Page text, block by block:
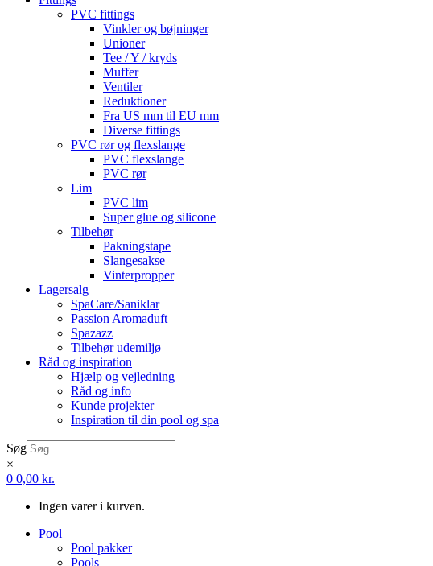
PVC fittings
Vinkler og bøjninger
Unioner
Tee / Y / kryds
Muffer
Ventiler
Reduktioner
Fra US mm til EU mm
Diverse fittings
PVC rør og flexslange
PVC flexslange
PVC rør
Lim
PVC lim
Super glue og silicone
Tilbehør
Pakningstape
Slangesakse
Vinterpropper
Lagersalg
SpaCare/Saniklar
Passion Aromaduft
Spazazz
Tilbehør udemiljø
Råd og inspiration
Hjælp og vejledning
Råd og info
Kunde projekter
Inspiration til din pool og spa
Søg
×
0 0,00 kr.
Ingen varer i kurven.
Pool
Pool pakker
Pools